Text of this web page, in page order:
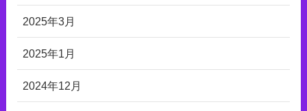
2025年3月
2025年1月
2024年12月